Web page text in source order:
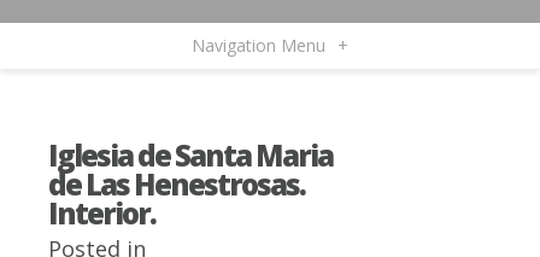
Navigation Menu +
Iglesia de Santa Maria
de Las Henestrosas.
Interior.
Posted in